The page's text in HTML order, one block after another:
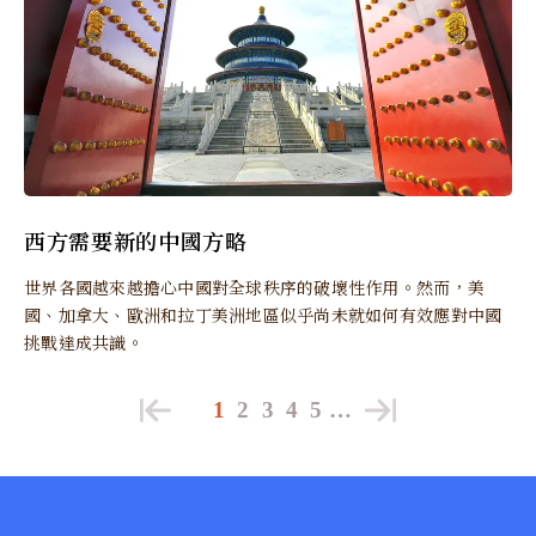
西方需要新的中國方略
世界各國越來越擔心中國對全球秩序的破壞性作用。然而，美
國、加拿大、歐洲和拉丁美洲地區似乎尚未就如何有效應對中國
挑戰達成共識。
1 2 3 4 5 …